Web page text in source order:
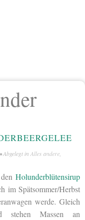
• Abgelegt in Alles andere
Holunderblütensirup
im Spätsommer/Herbst
werde. Gleich
Massen an